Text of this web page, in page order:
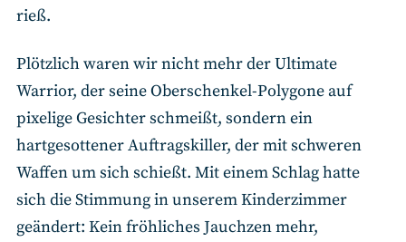
rieß.
Plötzlich waren wir nicht mehr der Ultimate
Warrior, der seine Oberschenkel-Polygone auf
pixelige Gesichter schmeißt, sondern ein
hartgesottener Auftragskiller, der mit schweren
Waffen um sich schießt. Mit einem Schlag hatte
sich die Stimmung in unserem Kinderzimmer
geändert: Kein fröhliches Jauchzen mehr,